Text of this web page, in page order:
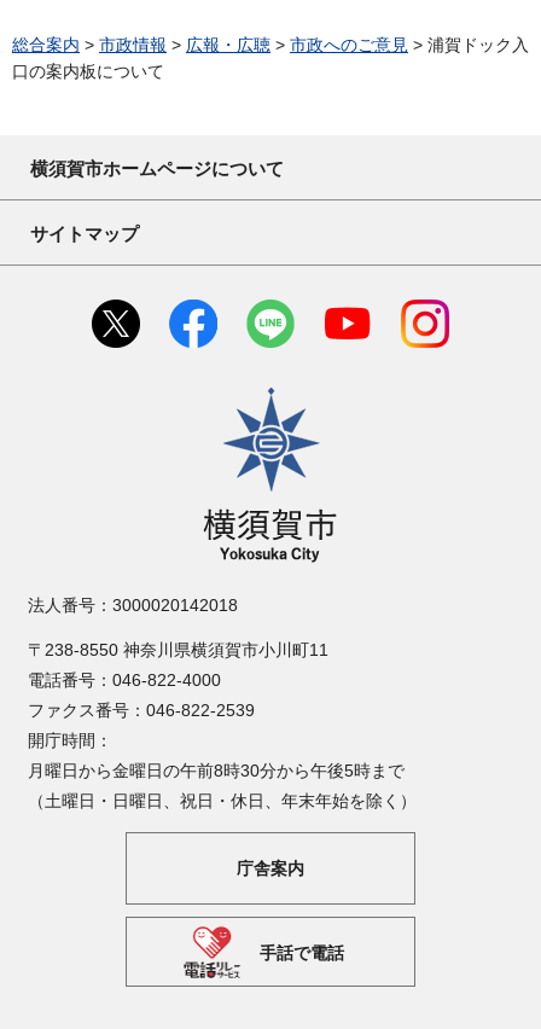
総合案内 > 市政情報 > 広報・広聴 > 市政へのご意見 > 浦賀ドック入
口の案内板について
横須賀市ホームページについて
サイトマップ
横須賀市
法人番号：3000020142018
〒238-8550 神奈川県横須賀市小川町11
電話番号：046-822-4000
ファクス番号：046-822-2539
開庁時間：
月曜日から金曜日の午前8時30分から午後5時まで
（土曜日・日曜日、祝日・休日、年末年始を除く）
庁舎案内
手話で電話